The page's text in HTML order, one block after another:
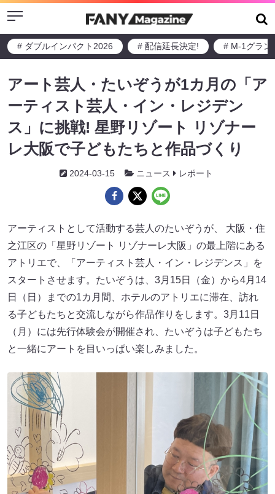
Menu
# ダブルインパクト2026 # 配信延長決定! # M-1グラン
アート芸人・たいぞうが1カ月の「ア
ーティスト芸人・イン・レジデン
ス」に挑戦! 星野リゾート リゾナー
レ大阪で子どもたちと作品づくり
2024-03-15 ニュース レポート
アーティストとして活動する芸人のたいぞうが、 大阪・住
之江区の「星野リゾート リゾナーレ大阪」の最上階にある
アトリエで、「アーティスト芸人・イン・レジデンス」を
スタートさせます。たいぞうは、3月15日（金）から4月14
日（日）までの1カ月間、ホテルのアトリエに滞在、訪れ
る子どもたちと交流しながら作品作りをします。3月11日
（月）には先行体験会が開催され、たいぞうは子どもたち
と一緒にアートを目いっぱい楽しみました。